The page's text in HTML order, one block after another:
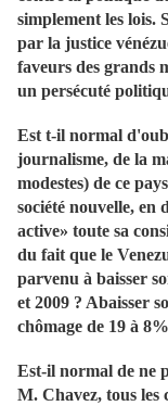
simplement les lois.
par la justice
faveurs des grands
un persécuté
Est t-il normal
journalisme, de la
modestes) de ce
société nouvelle, en
active» toute sa
du fait que le
parvenu à baisser
et 2009 ? Abaisser
chômage de 19 à
Est-il normal de ne
M. Chavez, tous les